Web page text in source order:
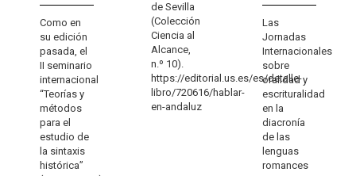
Como en
su edición
pasada, el
II seminario
internacional
“Teorías y
métodos
para el
estudio de
la sintaxis
histórica”
de Sevilla
(Colección
Ciencia al
Alcance,
n.º 10).
https://editorial.us.es/es/detalle-
libro/720616/hablar-
en-andaluz
Las
Jornadas
Internacionales
sobre
oralidad y
escrituralidad
en la
diacronía
de las
lenguas
romances